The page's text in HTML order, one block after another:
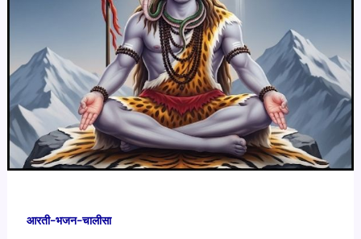
आरती-भजन-चालीसा